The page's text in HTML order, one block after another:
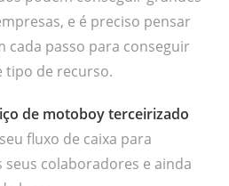
e é preciso pensar
cada passo para conseguir
tipo de recurso.
de motoboy terceirizado
fluxo de caixa para
colaboradores e ainda